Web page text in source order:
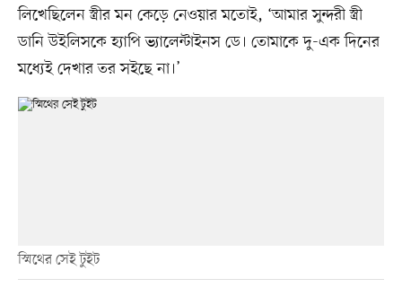
লিখেছিলেন স্ত্রীর মন কেড়ে নেওয়ার মতোই, ‘আমার সুন্দরী স্ত্রী
ডানি উইলিসকে হ্যাপি ভ্যালেন্টাইনস ডে। তোমাকে দু-এক দিনের
মধ্যেই দেখার তর সইছে না।’
স্মিথের সেই টুইট